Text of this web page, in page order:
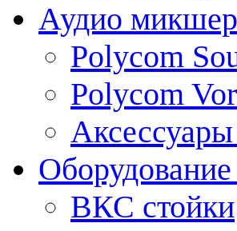
Аудио
Polycom
Polycom
ВКС стойки